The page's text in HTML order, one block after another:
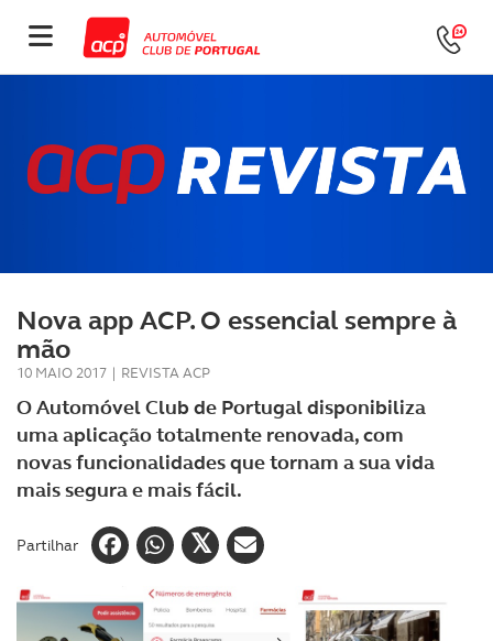
Nova app ACP. O essencial sempre à
mão
10 MAIO 2017 | REVISTA ACP
O Automóvel Club de Portugal disponibiliza
uma aplicação totalmente renovada, com
novas funcionalidades que tornam a sua vida
mais segura e mais fácil.
Partilhar